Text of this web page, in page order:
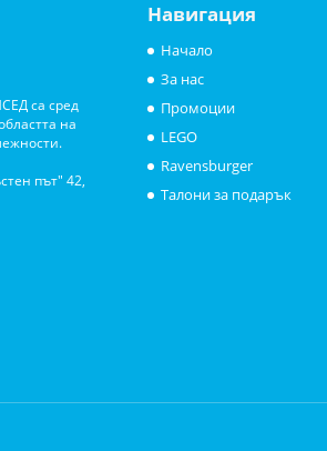
са сред
на
път" 42,
Навигация
Начало
За нас
Промоции
LEGO
Ravensburger
Талони за подарък